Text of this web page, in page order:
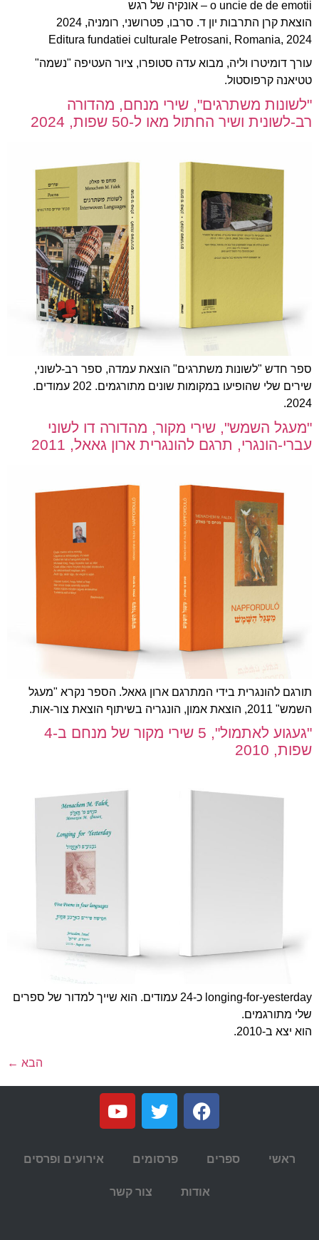
o uncie de de emotii – אונקיה של רגש
הוצאת קרן התרבות יון ד. סרבו, פטרושני, רומניה, 2024
Editura fundatiei culturale Petrosani, Romania, 2024
עורך דומיטרו וליה, מבוא עדה סטופרו, ציור העטיפה "נשמה"
טטיאנה קרפוסטול.
"לשונות משתרגים", שירי מנחם, מהדורה
רב-לשונית ושיר החתול מאו ל-50 שפות, 2024
ספר חדש "לשונות משתרגים" הוצאת עמדה, ספר רב-לשוני,
שירים שלי שהופיעו במקומות שונים מתורגמים. 202 עמודים.
2024.
"מעגל השמש", שירי מקור, מהדורה דו לשוני
עברי-הונגרי, תרגם להונגרית ארון גאאל, 2011
תורגם להונגרית בידי המתרגם ארון גאאל. הספר נקרא "מעגל
השמש" 2011, הוצאת אמון, הונגריה בשיתוף הוצאת צור-אות.
"געגוע לאתמול", 5 שירי מקור של מנחם ב-4
שפות, 2010
longing-for-yesterday כ-24 עמודים. הוא שייך למדור של ספרים
שלי מתורגמים.
הוא יצא ב-2010.
הבא ←
ראשי ספרים פרסומים אירועים ופרסים
אודות צור קשר